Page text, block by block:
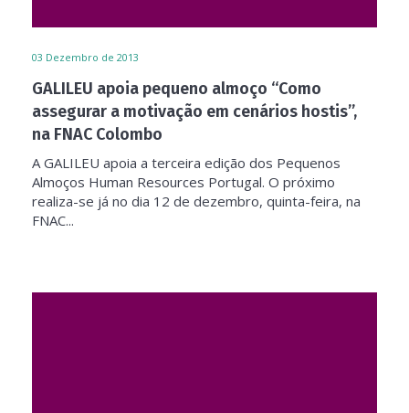
03 Dezembro de 2013
GALILEU apoia pequeno almoço “Como
assegurar a motivação em cenários hostis”,
na FNAC Colombo
A GALILEU apoia a terceira edição dos Pequenos
Almoços Human Resources Portugal. O próximo
realiza-se já no dia 12 de dezembro, quinta-feira, na
FNAC...